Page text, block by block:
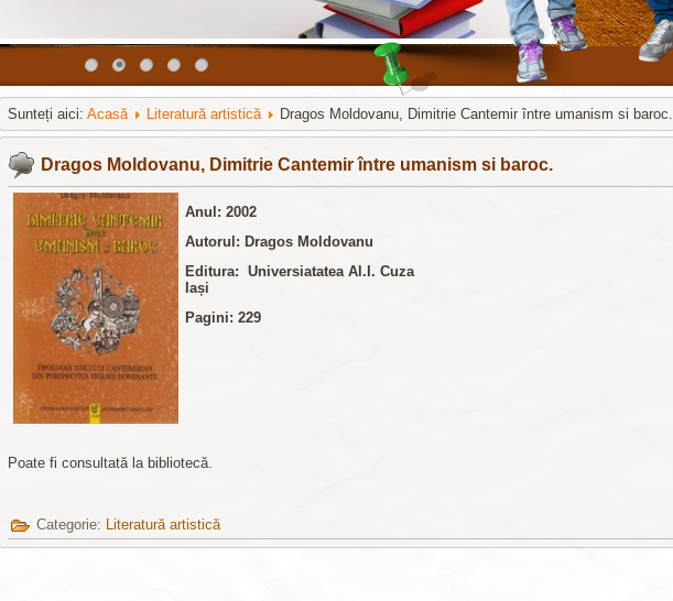
Sunteți aici: Acasă Literatură artistică Dragos Moldovanu, Dimitrie Cantemir între umanism si baroc.
Joomla модули на
Dragos Moldovanu, Dimitrie Cantemir între umanism si baroc.
Anul: 2002
Autorul: Dragos Moldovanu
Editura: Universiatatea Al.I. Cuza
Iași
Pagini: 229
Poate fi consultată la bibliotecă.
Categorie: Literatură artistică